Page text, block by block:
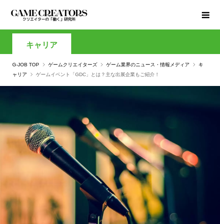
キャリア
G-JOB TOP ゲームクリエイターズ ゲーム業界のニュース・情報メディア
キ
ャリア
ゲームイベント「GDC」とは？主な出展企業もご紹介！